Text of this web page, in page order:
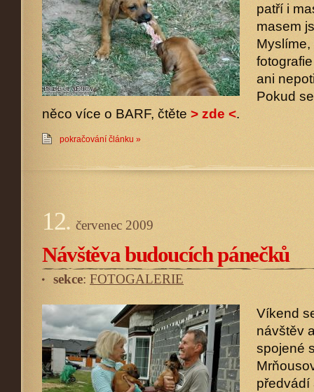
patří i
masem
ani
Pokud
něco více o BARF, čtěte > zde <.
pokračování článku »
12.červenec 2009
Návštěva budoucích pánečků
sekce: FOTOGALERIE
Víkend
návštěv
spojené
předvádí